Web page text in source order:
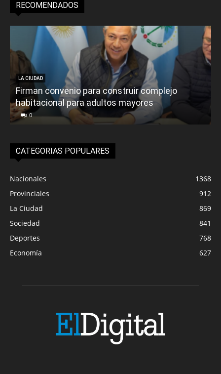
RECOMENDADOS
LA CIUDAD
Firman convenio para construir complejo
habitacional para adultos mayores
0
CATEGORIAS POPULARES
Nacionales
1368
Provinciales
912
La Ciudad
869
Sociedad
841
Deportes
768
Economía
627